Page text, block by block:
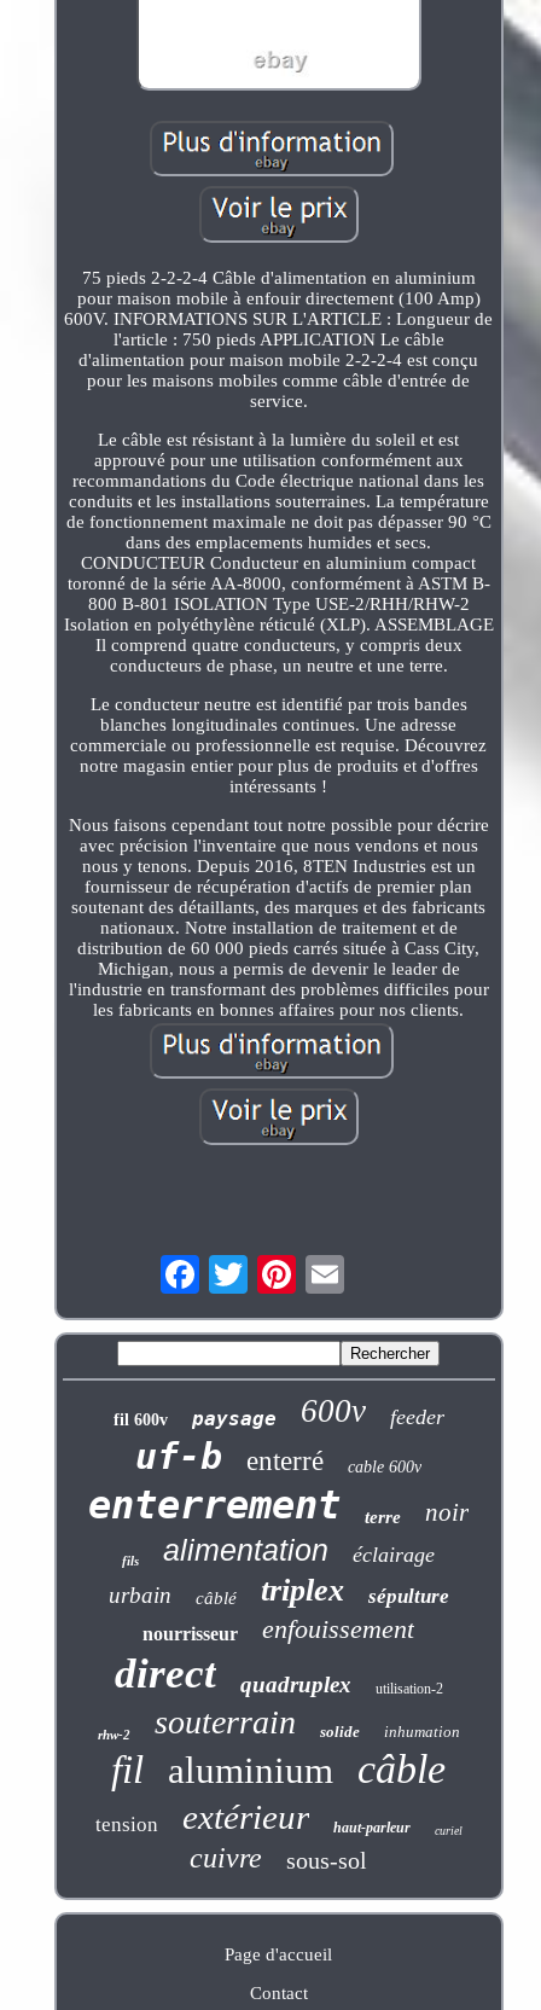
75 pieds 2-2-2-4 Câble d'alimentation en aluminium
pour maison mobile à enfouir directement (100 Amp)
600V. INFORMATIONS SUR L'ARTICLE : Longueur de
l'article : 750 pieds APPLICATION Le câble
d'alimentation pour maison mobile 2-2-2-4 est conçu
pour les maisons mobiles comme câble d'entrée de
service.
Le câble est résistant à la lumière du soleil et est
approuvé pour une utilisation conformément aux
recommandations du Code électrique national dans les
conduits et les installations souterraines. La température
de fonctionnement maximale ne doit pas dépasser 90 °C
dans des emplacements humides et secs.
CONDUCTEUR Conducteur en aluminium compact
toronné de la série AA-8000, conformément à ASTM B-
800 B-801 ISOLATION Type USE-2/RHH/RHW-2
Isolation en polyéthylène réticulé (XLP). ASSEMBLAGE
Il comprend quatre conducteurs, y compris deux
conducteurs de phase, un neutre et une terre.
Le conducteur neutre est identifié par trois bandes
blanches longitudinales continues. Une adresse
commerciale ou professionnelle est requise. Découvrez
notre magasin entier pour plus de produits et d'offres
intéressants !
Nous faisons cependant tout notre possible pour décrire
avec précision l'inventaire que nous vendons et nous
nous y tenons. Depuis 2016, 8TEN Industries est un
fournisseur de récupération d'actifs de premier plan
soutenant des détaillants, des marques et des fabricants
nationaux. Notre installation de traitement et de
distribution de 60 000 pieds carrés située à Cass City,
Michigan, nous a permis de devenir le leader de
l'industrie en transformant des problèmes difficiles pour
les fabricants en bonnes affaires pour nos clients.
fil 600v paysage 600v feeder
uf-b enterré cable 600v
enterrement terre noir
fils alimentation éclairage
urbain câblé triplex sépulture
nourrisseur enfouissement
direct quadruplex utilisation-2
rhw-2 souterrain solide inhumation
fil aluminium câble
tension extérieur haut-parleur curiel
cuivre sous-sol
Page d'accueil
Contact